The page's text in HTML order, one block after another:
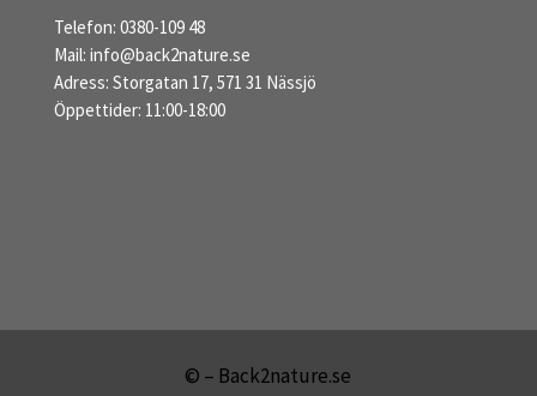
Telefon: 0380-109 48
Mail: info@back2nature.se
Adress: Storgatan 17, 571 31 Nässjö
Öppettider: 11:00-18:00
© – Back2nature.se